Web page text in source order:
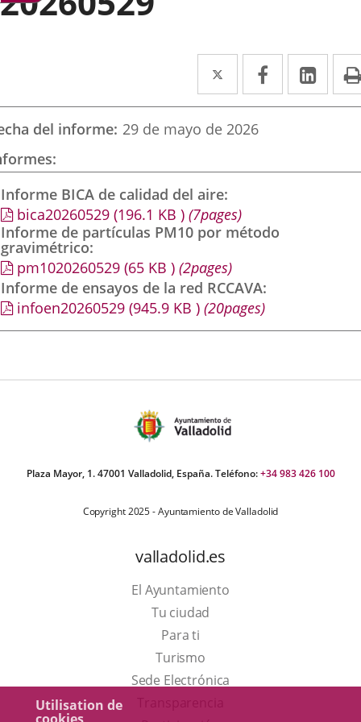
Utilisation de
Twitter
Enlace
a
una
externa.
Facebook
Enlace
a
externa.
a
del informe 29 de mayo de 2026
Informe BICA de calidad del aire
bica20260529 (196.1 KB ) (7pages)
Informe de partículas PM10 por método
gravimétrico
pm1020260529 (65 KB ) (2pages)
Informe de ensayos de la red RCCAVA
infoen20260529 (945.9 KB ) (20pages)
Plaza Mayor, 1. 47001 Valladolid, España. Teléfono:+34 983 426 100
Copyright 2025 - Ayuntamiento de Valladolid
valladolid.es
El Ayuntamiento
Tu ciudad
Para ti
TurismoEste
enlace
Sede Electrónica